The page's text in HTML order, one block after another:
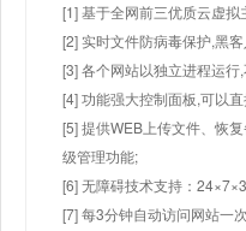
[1] 基于全网前三优质云虚
[2] 实时文件防病毒保护,黑
[3] 各个网站以独立进程运
[4] 功能强大控制面板,可以
[5] 提供WEB上传文件、恢
级管理功能;
[6] 无障碍技术支持：
[7] 每3分钟自动访问网站一